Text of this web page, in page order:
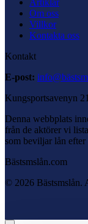
Artiklar
Om oss
Villkor
Kontakta oss
Kontakt
E-post:
Kungsportsavenyn
Denna webbplats
från de aktörer vi
som beviljar lån
Bästsmslån.com
© 2026 Bästsmslån.